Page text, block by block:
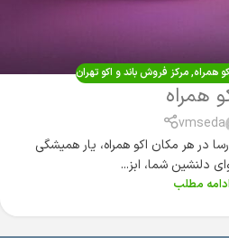
همراه,مرکز فروش باند و اکو تهران
همراه
vmseda
در هر مکان اکو همراه، یار همیشگی
دلنشین شما، ابز...
ادامه مطلب